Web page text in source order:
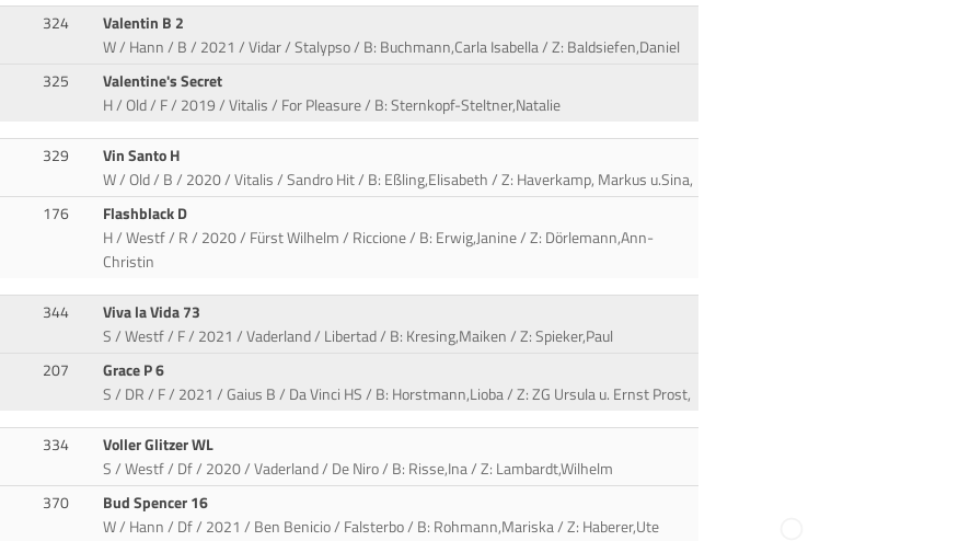
324
Valentin B 2
W / Hann / B / 2021 / Vidar / Stalypso / B: Buchmann,Carla Isabella / Z: Baldsiefen,Daniel
325
Valentine's Secret
H / Old / F / 2019 / Vitalis / For Pleasure / B: Sternkopf-Steltner,Natalie
329
Vin Santo H
W / Old / B / 2020 / Vitalis / Sandro Hit / B: Eßling,Elisabeth / Z: Haverkamp, Markus u.Sina,
176
Flashblack D
H / Westf / R / 2020 / Fürst Wilhelm / Riccione / B: Erwig,Janine / Z: Dörlemann,Ann-
Christin
344
Viva la Vida 73
S / Westf / F / 2021 / Vaderland / Libertad / B: Kresing,Maiken / Z: Spieker,Paul
207
Grace P 6
S / DR / F / 2021 / Gaius B / Da Vinci HS / B: Horstmann,Lioba / Z: ZG Ursula u. Ernst Prost,
334
Voller Glitzer WL
S / Westf / Df / 2020 / Vaderland / De Niro / B: Risse,Ina / Z: Lambardt,Wilhelm
370
Bud Spencer 16
W / Hann / Df / 2021 / Ben Benicio / Falsterbo / B: Rohmann,Mariska / Z: Haberer,Ute